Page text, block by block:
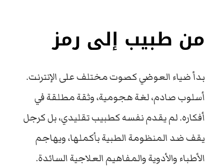
من طبيب إلى رمز
بدأ ضياء العوضي كصوت مختلف على الإنترنت.
أسلوب صادم، لغة هجومية، وثقة مطلقة في
أفكاره. لم يقدم نفسه كطبيب تقليدي، بل كرجل
يقف ضد المنظومة الطبية بأكملها، ويهاجم
الأطباء والأدوية والمفاهيم العلاجية السائدة.